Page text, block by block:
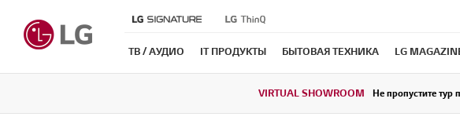
ТВ / АУДИО IT ПРОДУКТЫ БЫТОВАЯ ТЕХНИКА LG
VIRTUAL SHOWROOM Не пропустите тур